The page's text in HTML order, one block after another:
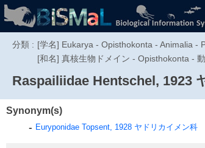
分類 : [学名] Eukarya - Opisthokonta - Animalia -
[和名] 真核生物ドメイン - Opisthokonta -
Raspailiidae Hentschel, 1923
Synonym(s)
Euryponidae Topsent, 1928 ヤドリカイメン科